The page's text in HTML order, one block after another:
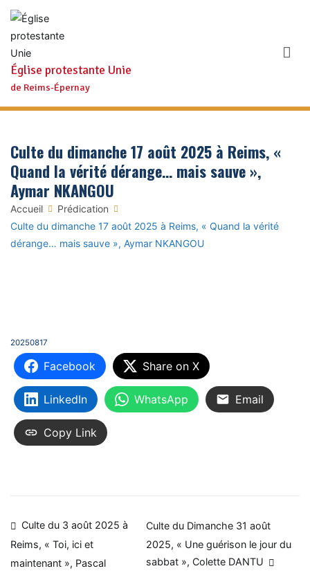
Aller
contenu
Église protestante Unie
de Reims-Épernay
Culte du dimanche 17 août 2025 à Reims, «
Quand la vérité dérange… mais sauve »,
Aymar NKANGOU
Accueil
Prédication
Culte du dimanche 17 août 2025 à Reims, « Quand la vérité
dérange… mais sauve », Aymar NKANGOU
20250817
Facebook Share on X
LinkedIn WhatsApp Email
Copy Link
Navigation
de
Culte du 3 août 2025 à
Reims, « Toi, ici et
maintenant », Pascal
Culte du Dimanche 31 août
2025, « Une guérison le jour du
sabbat », Colette DANTU